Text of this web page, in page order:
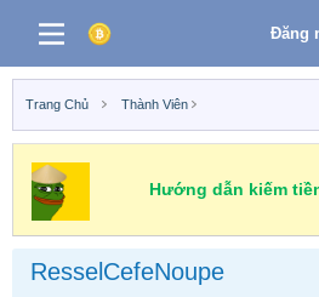
Đăng
Trang Chủ Thành Viên
Hướng dẫn kiếm
ResselCefeNoupe